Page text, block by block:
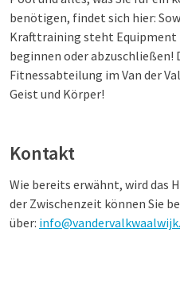
benötigen, findet sich hier:
Krafttraining steht Equipment
beginnen oder abzuschließen!
Fitnessabteilung im Van der
Geist und Körper!
Kontakt
Wie bereits erwähnt, wird das
der Zwischenzeit können Sie
über: